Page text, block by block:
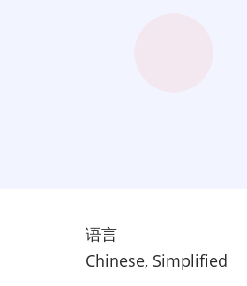
语言
Chinese, Simplified